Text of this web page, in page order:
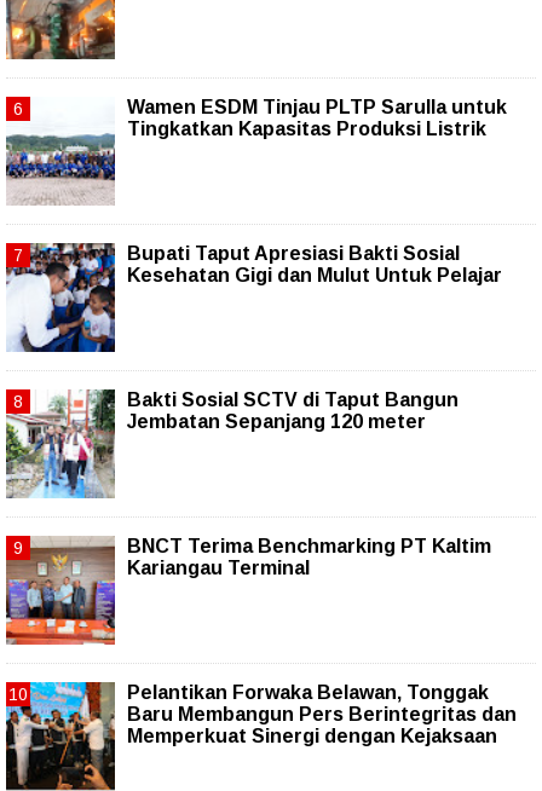
Wamen ESDM Tinjau PLTP Sarulla untuk
Tingkatkan Kapasitas Produksi Listrik
Bupati Taput Apresiasi Bakti Sosial
Kesehatan Gigi dan Mulut Untuk Pelajar
Bakti Sosial SCTV di Taput Bangun
Jembatan Sepanjang 120 meter
BNCT Terima Benchmarking PT Kaltim
Kariangau Terminal
Pelantikan Forwaka Belawan, Tonggak
Baru Membangun Pers Berintegritas dan
Memperkuat Sinergi dengan Kejaksaan